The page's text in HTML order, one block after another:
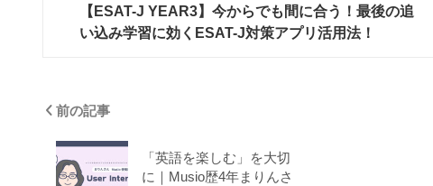
【ESAT-J YEAR3】今からでも間に合う！最後の追
い込み学習に効くESAT-J対策アプリ活用法！
前の記事
「英語を楽しむ」を大切
に｜Musio歴4年まりんさ